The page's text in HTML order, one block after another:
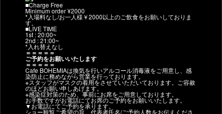
■Charge Free
Minimum order ¥2000
*入場料なし/お一人様￥2000以上のご飲食をお願いしておりま
す。
■LIVE TIME
1st : 20:00~
2nd : 21:00~
*入れ替えなし
＝＝＝＝＝
ご予約をお願いいたします
＝＝＝＝＝
Cafe BOHEMIAは換気を行いアルコール消毒液をご用意し、感
染防止に務めながら営業を行っております。
※スタッフがマスクの着用をさせていただいております。ご容赦
のほどお願い申しあげます。
※感染症対策のため、事前にお席をご用意しております。
お手数ですがお電話にてお席のご予約をお願いいたします。
▼お電話にてご予約を承ります。
ショー観覧ご希望の旨、代表者氏名/ご予約人数をお伝えくださ